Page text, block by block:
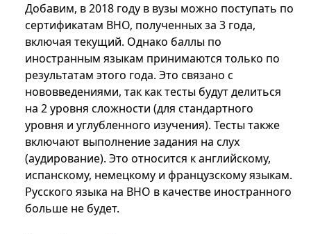
Добавим, в 2018 году в вузы можно поступать по
сертификатам ВНО, полученных за 3 года,
включая текущий. Однако баллы по
иностранным языкам принимаются только по
результатам этого года. Это связано с
нововведениями, так как тесты будут делиться
на 2 уровня сложности (для стандартного
уровня и углубленного изучения). Тесты также
включают выполнение задания на слух
(аудирование). Это относится к английскому,
испанскому, немецкому и французскому языкам.
Русского языка на ВНО в качестве иностранного
больше не будет.